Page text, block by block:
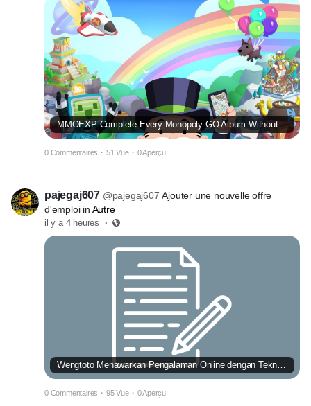
MMOEXP:Complete Every Monopoly GO Album Without Endless Trading
0 Commentaires · 51 Vue · 0 Aperçu
pajegaj607 @pajegaj607 Ajouter une nouvelle offre
d'emploi in Autre
il y a 4 heures ·
0 Commentaires · 95 Vue · 0 Aperçu